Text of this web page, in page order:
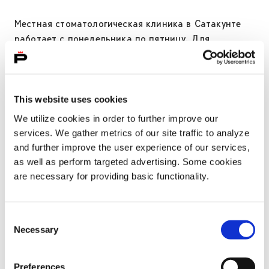
This website uses cookies
We utilize cookies in order to further improve our
services. We gather metrics of our site traffic to analyze
and further improve the user experience of our services,
as well as perform targeted advertising. Some cookies
are necessary for providing basic functionality.
Selection
Necessary
Preferences
Местная стоматологическая клиника в Сатакунте
работает с понедельника по пятницу. Для
получения дополнительной информации посетите
Запись на прием и обслуживание клиентов в Пори
Запись доступна с 8:00 до 15:00.
Телефон: 02 621 3625
После 15:00 вам необходимо позвонить на
медицинскую линию помощи по номеру 116 117,
Психологическая помощь
Услуги по поддержке психического здоровья, а